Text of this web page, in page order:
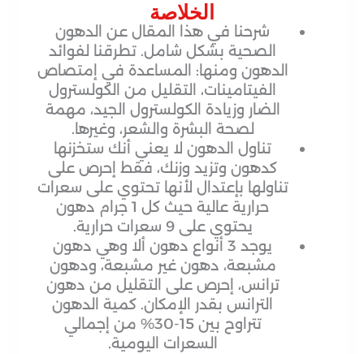
الخلاصة
شرحنا في هذا المقال عن الدهون
الصحية بشكل شامل. تطرقنا لفوائد
الدهون ومنها: المساعدة في إمتصاص
الفيتامينات، التقليل من الكولسترول
الضار وزيادة الكولسترول الجيد، مهمة
لصحة البشرة والشعر، وغيرها.
تناول الدهون لا يعني أنك ستخزنها
كدهون وتزيد وزنك، فقط إحرص على
تناولها بإعتدال لأنها تحتوي على سعرات
حرارية عالية حيث كل 1 جرام دهون
يحتوي على 9 سعرات حرارية.
يوجد 3 أنواع دهون ألا وهي دهون
مشبعة، دهون غير مشبعة، ودهون
ترانس، إحرص على التقليل من دهون
الترانس بقدر الإمكان. كمية الدهون
تتراوح بين 15-30% من إجمالي
السعرات اليومية.